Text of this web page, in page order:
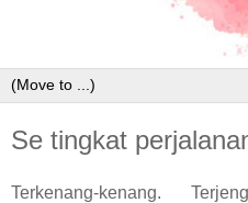
Se tingkat
Terkenang-kenang.